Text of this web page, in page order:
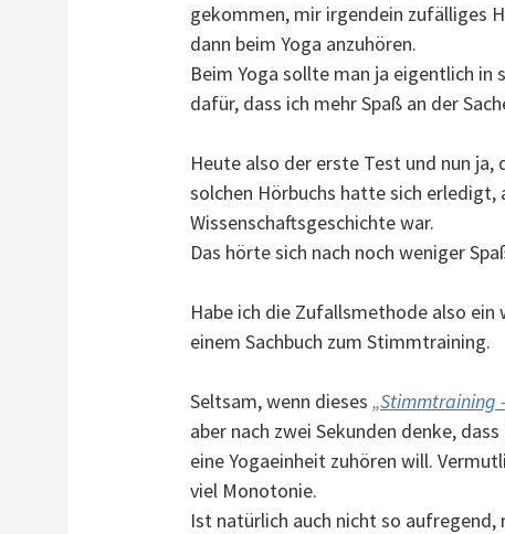
gekommen, mir irgendein zufälliges
dann beim Yoga anzuhören.
Beim Yoga sollte man ja eigentlich in
dafür, dass ich mehr Spaß an der
Heute also der erste Test und nun ja,
solchen Hörbuchs hatte sich erledigt,
Wissenschaftsgeschichte war.
Das hörte sich nach noch weniger
Habe ich die Zufallsmethode also
einem Sachbuch zum Stimmtraining.
Seltsam, wenn dieses „Stimmtraining
aber nach zwei Sekunden denke,
eine Yogaeinheit zuhören will.
viel Monotonie.
Ist natürlich auch nicht so